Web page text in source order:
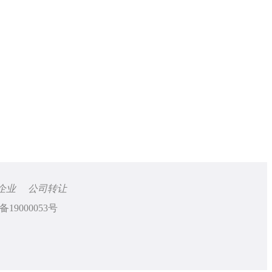
业
公司转让
19000053号